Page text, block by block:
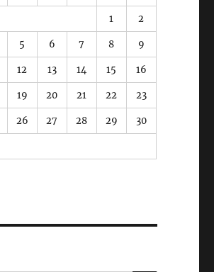
1 2
5 6 7 8 9
12 13 14 15 16
19 20 21 22 23
26 27 28 29 30